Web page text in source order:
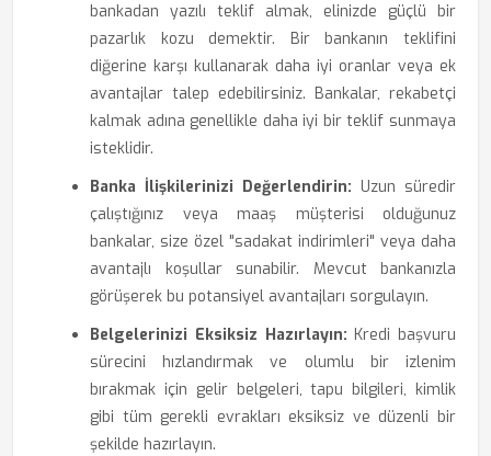
bankadan yazılı teklif almak, elinizde güçlü bir
pazarlık kozu demektir. Bir bankanın teklifini
diğerine karşı kullanarak daha iyi oranlar veya ek
avantajlar talep edebilirsiniz. Bankalar, rekabetçi
kalmak adına genellikle daha iyi bir teklif sunmaya
isteklidir.
Banka İlişkilerinizi Değerlendirin: Uzun süredir
çalıştığınız veya maaş müşterisi olduğunuz
bankalar, size özel "sadakat indirimleri" veya daha
avantajlı koşullar sunabilir. Mevcut bankanızla
görüşerek bu potansiyel avantajları sorgulayın.
Belgelerinizi Eksiksiz Hazırlayın: Kredi başvuru
sürecini hızlandırmak ve olumlu bir izlenim
bırakmak için gelir belgeleri, tapu bilgileri, kimlik
gibi tüm gerekli evrakları eksiksiz ve düzenli bir
şekilde hazırlayın.